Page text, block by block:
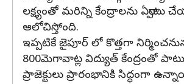
లక్ష్యంతో మరిన్ని కేంద్రాలను
ఆలోచిస్తోంది.
ఇప్పటికే జైపూర్ లో కొత్తగా
800మెగావాట్ల విద్యుత్ కేంద్రంతో
ప్రాజెక్టులు ప్రారంభానికి సిద్ధంగా